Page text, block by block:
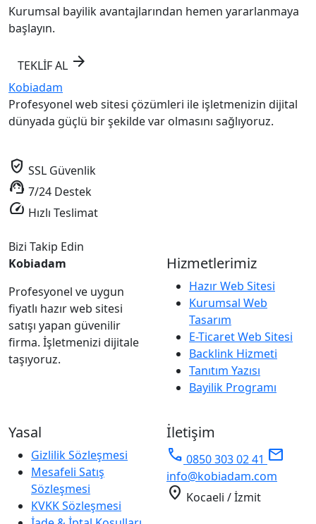
Kurumsal bayilik avantajlarından hemen yararlanmaya
başlayın.
TEKLİF AL arrow_forward
Kobiadam
Profesyonel web sitesi çözümleri ile işletmenizin dijital
dünyada güçlü bir şekilde var olmasını sağlıyoruz.
verified_user SSL Güvenlik
support_agent 7/24 Destek
speed Hızlı Teslimat
Bizi Takip Edin
Kobiadam
Profesyonel ve uygun
fiyatlı hazır web sitesi
satışı yapan güvenilir
firma. İşletmenizi dijitale
taşıyoruz.
Hizmetlerimiz
Hazır Web Sitesi
Kurumsal Web
Tasarım
E-Ticaret Web Sitesi
Backlink Hizmeti
Tanıtım Yazısı
Bayilik Programı
Yasal
Gizlilik Sözleşmesi
Mesafeli Satış
Sözleşmesi
KVKK Sözleşmesi
İletişim
phone 0850 303 02 41 mail
info@kobiadam.com
location_on Kocaeli / İzmit